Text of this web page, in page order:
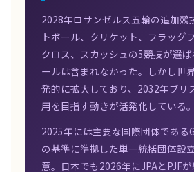
2028年ロサンゼルス五輪の追加競
トボール、クリケット、フラッグ
クロス、スカッシュの5競技が選
ールは含まれなかった。しかし世
発的に拡大しており、2032年ブリ
用を目指す動きが活発化している。
2025年には主要な国際団体である
の基準に準拠した単一統括団体設
意。日本でも2026年にJPAとPJF